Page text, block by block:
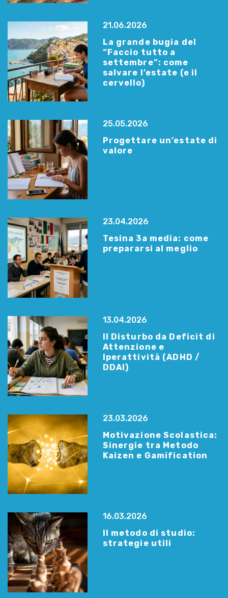
21.06.2026
La grande bugia del
“Faccio tutto a
settembre”: come
salvare l’estate (e il
cervello)
25.05.2026
Progettare un’estate di
valore
23.04.2026
Tesina 3a media: come
prepararsi al meglio
13.04.2026
Il Disturbo da Deficit di
Attenzione e
Iperattività (ADHD /
DDAI)
23.03.2026
Motivazione Scolastica:
Sinergie tra Metodo
Kaizen e Gamification
16.03.2026
Il metodo di studio:
strategie utili